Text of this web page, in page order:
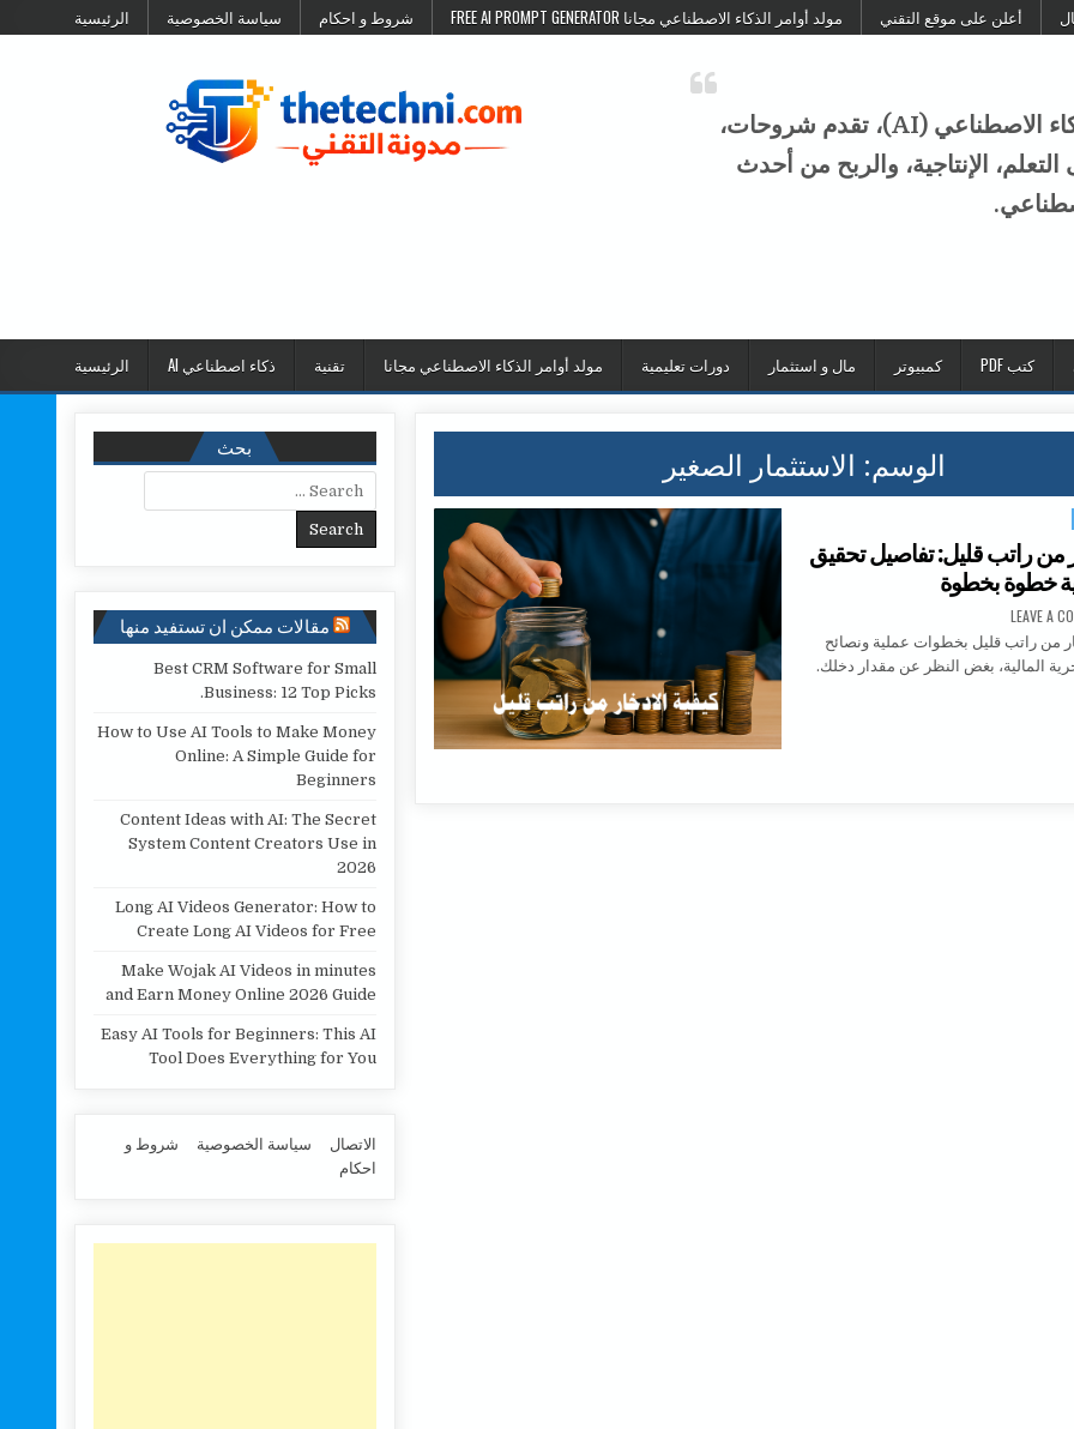
الرئيسية سياسة الخصوصية شروط و احكام مولد أوامر الذكاء الاصطناعي مجانا FREE AI PROMPT GENERATOR أعلن على موقع التقني
موقع التقني هو منصة عربية متخصصة في الذكاء الاصطناعي (AI)، تقدم شروحات،
الإنتاجية، والربح من أحدث
الرئيسية ذكاء اصطناعي AI تقنية مولد أوامر الذكاء الاصطناعي مجانا دورات تعليمية مال و استثمار كمبيوتر كتب PDF
الوسم: الاستثمار الصغير
من راتب قليل: تفاصيل تحقيق
خطوة بخطوة
LEAVE AON كيفية الادخار من راتب قليل: تفاصيل تحقيق الحرية المالية خطوة بخطوة
من راتب قليل بخطوات عملية ونصائح
المالية، بغض النظر عن مقدار دخلك.
الادخار من راتب قليل: تفاصيل تحقيق الحرية المالية خطوة بخطوة
بحث
Search for:
مقالات ممكن ان تستفيد منها
Best CRM Software for Small
Business: 12 Top Picks.
How to Use AI Tools to Make Money
Online: A Simple Guide for
Beginners
Content Ideas with AI: The Secret
System Content Creators Use in
2026
Long AI Videos Generator: How to
Create Long AI Videos for Free
Make Wojak AI Videos in minutes
and Earn Money Online 2026 Guide
Easy AI Tools for Beginners: This AI
Tool Does Everything for You
الاتصال سياسة الخصوصية
شروط و
احكام